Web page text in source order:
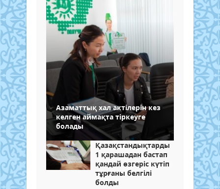
Азаматтық хал актілерін кез
келген аймақта тіркеуге
болады
Қазақстандықтарды
1 қарашадан бастап
қандай өзгеріс күтіп
тұрғаны белгілі
болды